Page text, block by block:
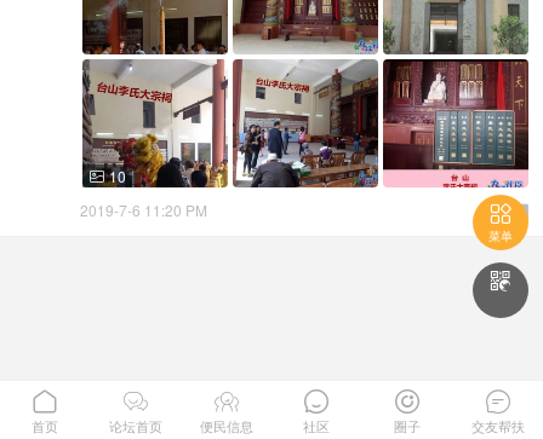
 10

2019-7-6 11:20 PM 

菜单


首页

论坛首页

便民信息

社区

圈子

交友帮扶